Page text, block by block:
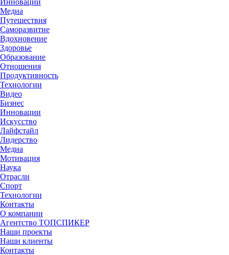
Инновации
Медиа
Путешествия
Саморазвитие
Вдохновение
Здоровье
Образование
Отношения
Продуктивность
Технологии
Видеo
Бизнес
Инновации
Искусство
Лайфстайл
Лидерство
Медиа
Мотивация
Наука
Отрасли
Спорт
Технологии
Контакты
О компании
Агентство ТОПСПИКЕР
Наши проекты
Наши клиенты
Контакты